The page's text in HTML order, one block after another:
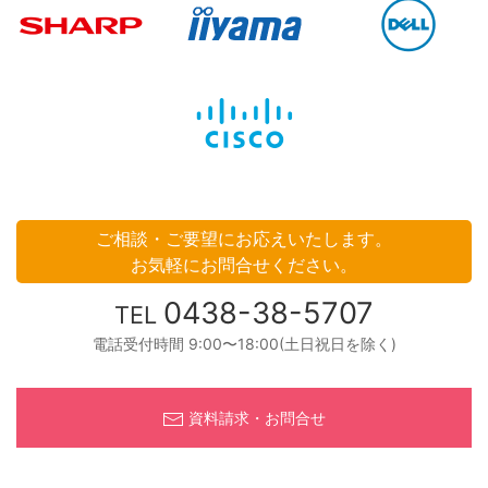
ご相談・ご要望にお応えいたします。
お気軽にお問合せください。
TEL 0438-38-5707
電話受付時間 9:00〜18:00(土日祝日を除く)
資料請求・お問合せ